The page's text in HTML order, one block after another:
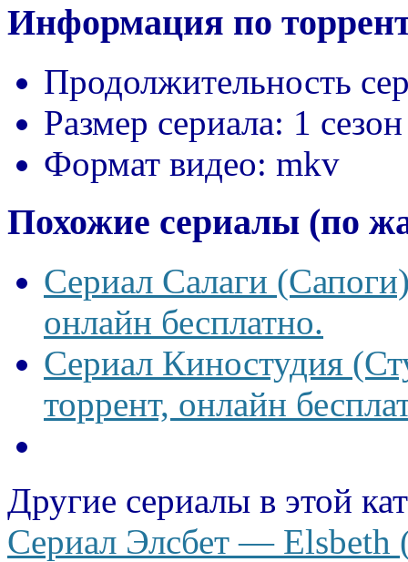
Информация по
Продолжительность
Размер сериала: 1
Формат видео: mkv
Похожие сериалы (по
Сериал Салаги
онлайн бесплатно.
Сериал Киностудия
торрент, онлайн
Другие сериалы в этой
Сериал Элсбет — Elsbeth